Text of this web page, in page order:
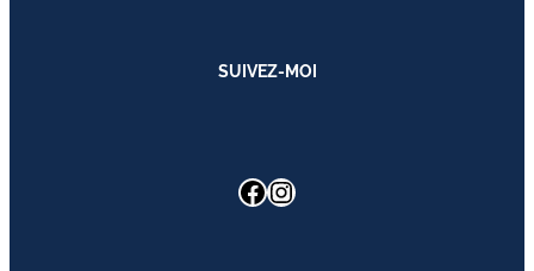
SUIVEZ-MOI
Facebook Instagram